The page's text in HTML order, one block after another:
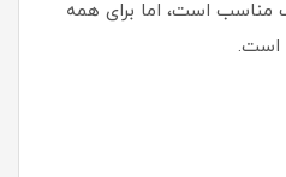
است، اما برای همه
است.